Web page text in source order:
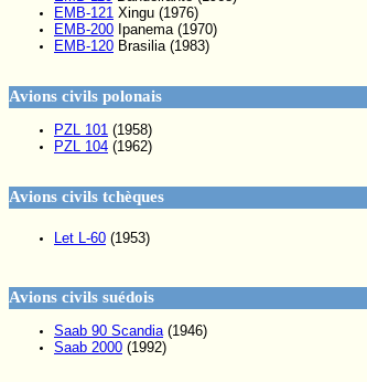
EMB-121 Xingu (1976)
EMB-200 Ipanema (1970)
EMB-120 Brasilia (1983)
Avions civils polonais
PZL 101 (1958)
PZL 104 (1962)
Avions civils tchèques
Let L-60 (1953)
Avions civils suédois
Saab 90 Scandia (1946)
Saab 2000 (1992)